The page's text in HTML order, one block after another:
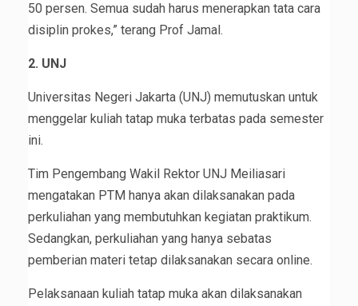
50 persen. Semua sudah harus menerapkan tata cara
disiplin prokes,” terang Prof Jamal.
2. UNJ
Universitas Negeri Jakarta (UNJ) memutuskan untuk
menggelar kuliah tatap muka terbatas pada semester
ini.
Tim Pengembang Wakil Rektor UNJ Meiliasari
mengatakan PTM hanya akan dilaksanakan pada
perkuliahan yang membutuhkan kegiatan praktikum.
Sedangkan, perkuliahan yang hanya sebatas
pemberian materi tetap dilaksanakan secara online.
Pelaksanaan kuliah tatap muka akan dilaksanakan